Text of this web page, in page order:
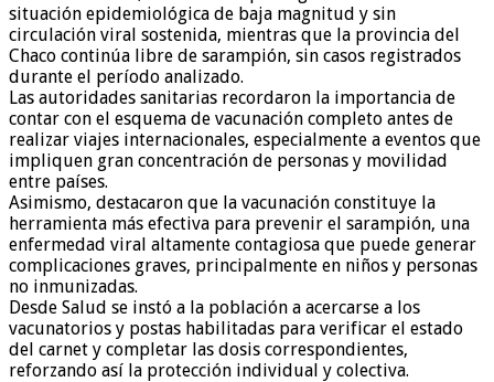
situación epidemiológica de baja magnitud y sin
circulación viral sostenida, mientras que la provincia del
Chaco continúa libre de sarampión, sin casos registrados
durante el período analizado.
Las autoridades sanitarias recordaron la importancia de
contar con el esquema de vacunación completo antes de
realizar viajes internacionales, especialmente a eventos que
impliquen gran concentración de personas y movilidad
entre países.
Asimismo, destacaron que la vacunación constituye la
herramienta más efectiva para prevenir el sarampión, una
enfermedad viral altamente contagiosa que puede generar
complicaciones graves, principalmente en niños y personas
no inmunizadas.
Desde Salud se instó a la población a acercarse a los
vacunatorios y postas habilitadas para verificar el estado
del carnet y completar las dosis correspondientes,
reforzando así la protección individual y colectiva.